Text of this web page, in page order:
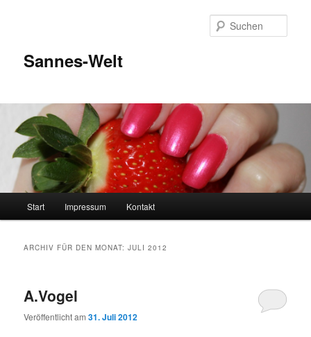
Sannes-Welt
Start Impressum Kontakt
ARCHIV FÜR DEN MONAT:JULI 2012
A.Vogel
Veröffentlicht am31. Juli 2012